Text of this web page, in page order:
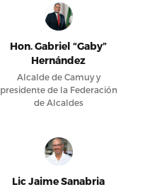
Hon. Gabriel “Gaby”
Hernández
Alcalde de Camuy y
presidente de la Federación
de Alcaldes
Lic Jaime Sanabria